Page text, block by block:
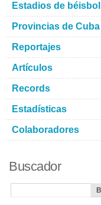
Estadios de béisbol
Provincias de Cuba
Reportajes
Artículos
Records
Estadísticas
Colaboradores
Buscador